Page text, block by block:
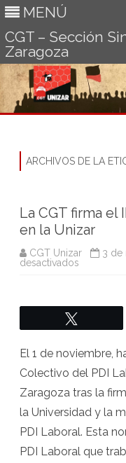
MENÚ
CGT – Sección
Zaragoza
ARCHIVOS DE LA
La CGT firma el
en la Unizar
CGT Unizar 3 de
desactivados
del
Laboral
en
la
Unizar
El 1 de noviembre,
Colectivo del PDI
Zaragoza tras la
la Universidad y la
PDI Laboral. Esta
PDI Laboral que